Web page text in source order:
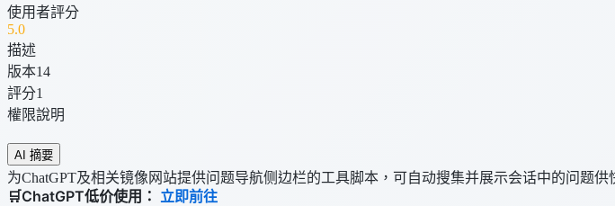
使用者評分
5.0
描述
版本14
評分1
權限說明
AI 摘要
为ChatGPT及相关镜像网站提供问题导航侧边栏的工具脚本，可自动搜集并展示会话中的问题供
🛒ChatGPT低价使用： 立即前往